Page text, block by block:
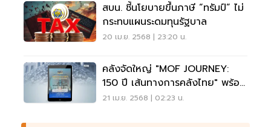
สบน. ชี้นโยบายขึ้นภาษี “ทรัมป์” ไม่
กระทบแผนระดมทุนรัฐบาล
20 เม.ย. 2568 | 23:20 น.
คลังจัดใหญ่ "MOF JOURNEY:
150 ปี เส้นทางการคลังไทย" พร้อม
ออกสลากฯ นอกสถานที่
21 เม.ย. 2568 | 02:23 น.